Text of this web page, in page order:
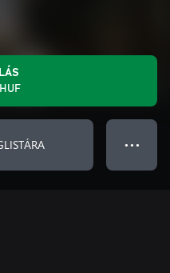
● ● ●